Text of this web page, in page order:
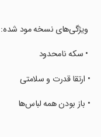
‏ ‏ ویژگی‌های نسخه مود شده:
‏ ‏ • سکه نامحدود
‏ • ارتقا قدرت و سلامتی
‏ • باز بودن همه لباس‌ها